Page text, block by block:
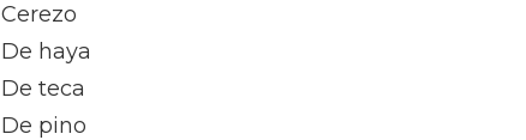
Cerezo
De haya
De teca
De pino